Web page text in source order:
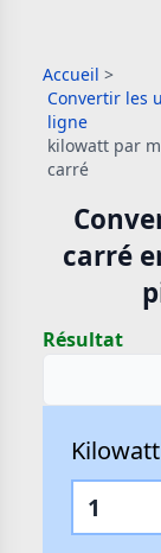
Accueil >
Convertir les
ligne
kilowatt par
carré
carré
Résultat